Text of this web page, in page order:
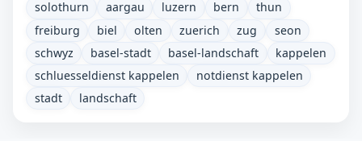
solothurn aargau luzern bern
thun
freiburg
biel olten zuerich zug
seon
schwyz
basel-stadt basel-landschaft
kappelen
schluesseldienst kappelen
notdienst kappelen
stadt
landschaft